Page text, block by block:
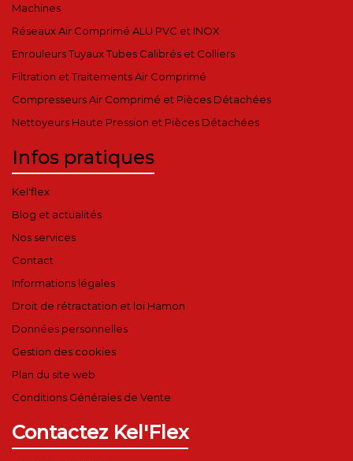
Machines
Réseaux Air Comprimé ALU PVC et INOX
Enrouleurs Tuyaux Tubes Calibrés et Colliers
Filtration et Traitements Air Comprimé
Compresseurs Air Comprimé et Pièces Détachées
Nettoyeurs Haute Pression et Pièces Détachées
Infos pratiques
Kel'flex
Blog et actualités
Nos services
Contact
Informations légales
Droit de rétractation et loi Hamon
Données personnelles
Gestion des cookies
Plan du site web
Conditions Générales de Vente
Contactez Kel'Flex